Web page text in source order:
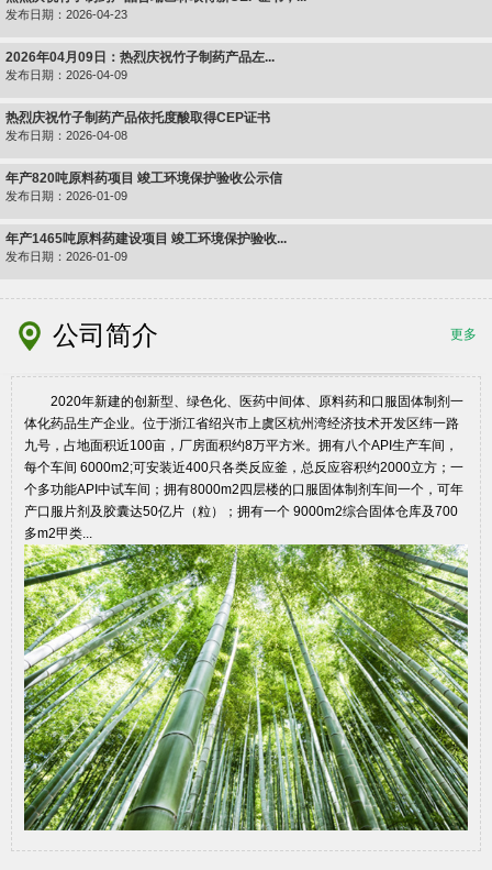
发布日期：2026-04-23
2026年04月09日：热烈庆祝竹子制药产品左...
发布日期：2026-04-09
热烈庆祝竹子制药产品依托度酸取得CEP证书
发布日期：2026-04-08
年产820吨原料药项目 竣工环境保护验收公示信
发布日期：2026-01-09
年产1465吨原料药建设项目 竣工环境保护验收...
发布日期：2026-01-09
公司简介 更多
2020年新建的创新型、绿色化、医药中间体、原料药和口服固体制剂一
体化药品生产企业。位于浙江省绍兴市上虞区杭州湾经济技术开发区纬一路
九号，占地面积近100亩，厂房面积约8万平方米。拥有八个API生产车间，
每个车间 6000m2;可安装近400只各类反应釜，总反应容积约2000立方；一
个多功能API中试车间；拥有8000m2四层楼的口服固体制剂车间一个，可年
产口服片剂及胶囊达50亿片（粒）；拥有一个 9000m2综合固体仓库及700
多m2甲类...